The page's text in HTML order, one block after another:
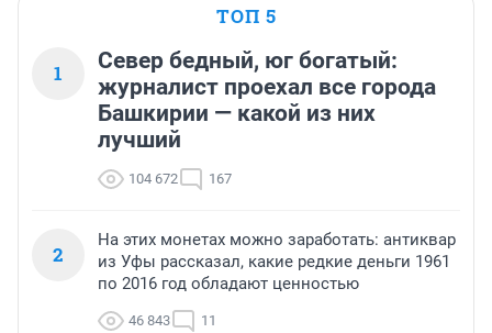
ТОП 5
1
Север бедный, юг богатый:
журналист проехал все города
Башкирии — какой из них
лучший
104 672 167
2
На этих монетах можно заработать: антиквар
из Уфы рассказал, какие редкие деньги 1961
по 2016 год обладают ценностью
46 843 11